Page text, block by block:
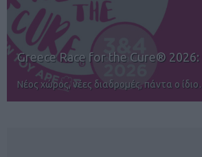
12ος TUI Rhodes Marathon:
Αγώνες για όλους στην Ρόδο